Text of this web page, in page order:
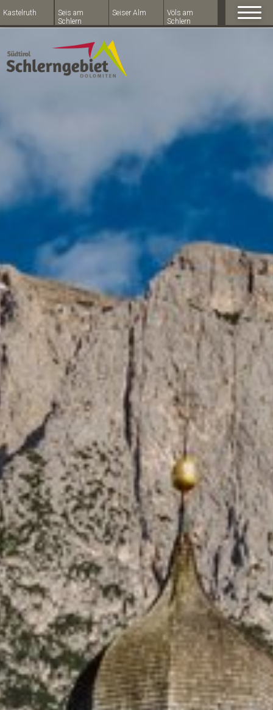
Kastelruth
Seis am
Schlern
Seiser Alm
Völs am
Schlern